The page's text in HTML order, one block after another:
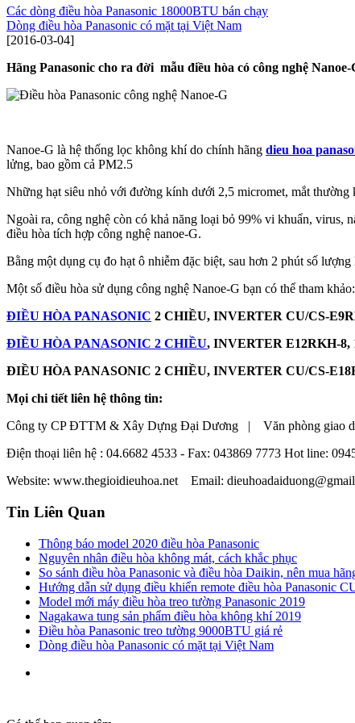
Các dòng điều hòa Panasonic 18000BTU bán chạy
Dòng điều hòa Panasonic có mặt tại Việt Nam
[2016-03-04]
Hãng Panasonic cho ra đời mẫu điều hòa có công nghệ
Nanoe-G là hệ thống lọc không khí do chính hãng dieu hoa
lửng, bao gồm cả PM2.5
Những hạt siêu nhỏ với đường kính dưới 2,5 micromet, mắt
Ngoài ra, công nghệ còn có khả năng loại bỏ 99% vi khuẩn, virus,
điều hòa tích hợp công nghệ nanoe-G.
Bằng một dụng cụ đo hạt ô nhiễm đặc biệt, sau hơn 2 phút số
Một số điều hòa sử dụng công nghệ Nanoe-G bạn có thể tham khảo:
ĐIỀU HÒA PANASONIC 2 CHIỀU, INVERTER CU/CS-
ĐIỀU HÒA PANASONIC 2 CHIỀU, INVERTER E12RKH-8,
ĐIỀU HÒA PANASONIC 2 CHIỀU, INVERTER CU/CS-
Mọi chi tiết liên hệ thông tin:
Công ty CP ĐTTM & Xây Dựng Đại Dương | Văn phòng giao
Điện thoại liên hệ : 04.6682 4533 - Fax: 043869 7773 Hot line:
Website: www.thegioidieuhoa.net Email:
Tin Liên Quan
Thông báo model 2020 điều hòa Panasonic
Nguyên nhân điều hòa không mát, cách khắc phục
So sánh điều hòa Panasonic và điều hòa Daikin, nên mua
Hướng dẫn sử dụng điều khiển remote điều hòa Panasonic
Model mới máy điều hòa treo tường Panasonic 2019
Nagakawa tung sản phẩm điều hòa không khí 2019
Điều hòa Panasonic treo tường 9000BTU giá rẻ
Dòng điều hòa Panasonic có mặt tại Việt Nam